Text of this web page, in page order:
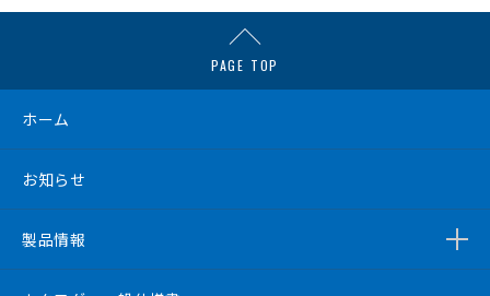
PAGE TOP
ホーム
お知らせ
製品情報